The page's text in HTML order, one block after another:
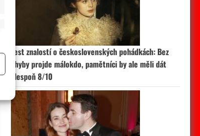
Test znalostí o československých pohádkách: Bez
chyby projde málokdo, pamětníci by ale měli dát
alespoň 8/10